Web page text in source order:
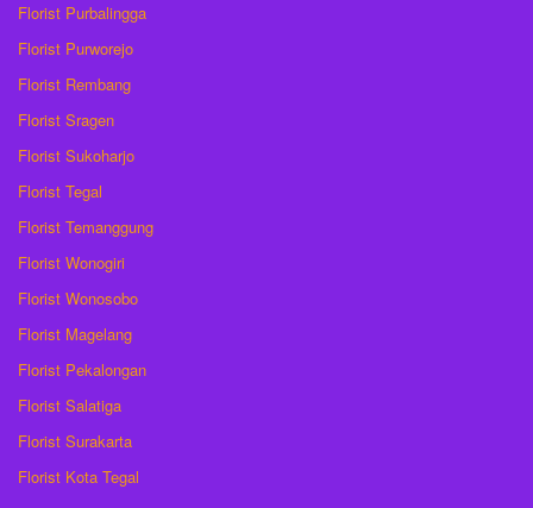
Florist Purbalingga
Florist Purworejo
Florist Rembang
Florist Sragen
Florist Sukoharjo
Florist Tegal
Florist Temanggung
Florist Wonogiri
Florist Wonosobo
Florist Magelang
Florist Pekalongan
Florist Salatiga
Florist Surakarta
Florist Kota Tegal